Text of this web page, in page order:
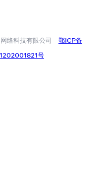
络科技有限公司
鄂ICP备
号